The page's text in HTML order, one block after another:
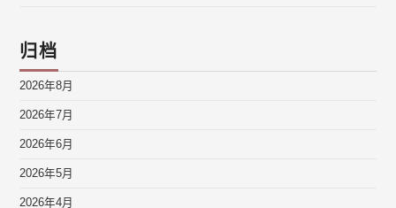
归档
2026年8月
2026年7月
2026年6月
2026年5月
2026年4月